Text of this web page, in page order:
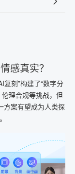
感真实？
复刻”构建了“数字分
理合规等挑战，但
方案有望成为人类探